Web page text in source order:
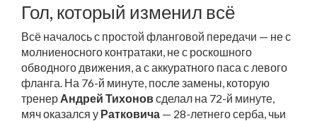
Гол, который изменил всё
Всё началось с простой фланговой передачи — не с
молниеносного контратаки, не с роскошного
обводного движения, а с аккуратного паса с левого
фланга. На 76-й минуте, после замены, которую
тренер Андрей Тихоновсделал на 72-й минуте,
мяч оказался у Ратковича — 28-летнего серба, чьи